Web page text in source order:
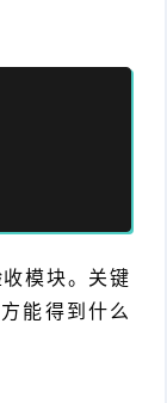
模块。关键
能得到什么